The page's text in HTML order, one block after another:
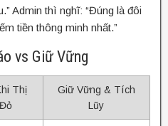
Admin thì nghĩ: “Đúng là đôi
tiền thông minh nhất.”
vs Giữ Vững
Thị
Giữ Vững & Tích
Lũy